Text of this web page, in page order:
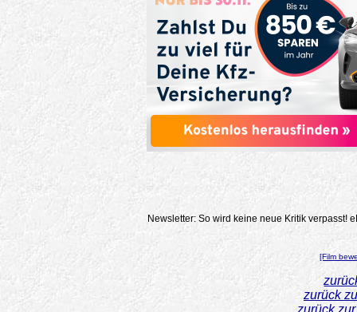
Newsletter: So wird keine neue Kritik verpasst!
[Film
zurück
zurück